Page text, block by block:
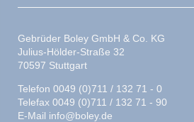
Gebrüder Boley GmbH & Co. KG
Julius-Hölder-Straße 32
70597 Stuttgart
Telefon 0049 (0)711 / 132 71 - 0
Telefax 0049 (0)711 / 132 71 - 90
E-Mail info@boley.de